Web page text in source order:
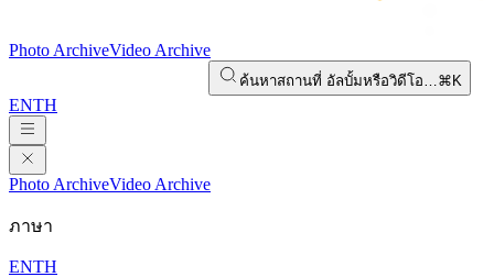
Photo ArchiveVideo Archive
ค้นหาสถานที่ อัลบั้มหรือวิดีโอ…⌘K
ENTH
Photo ArchiveVideo Archive
ภาษา
ENTH